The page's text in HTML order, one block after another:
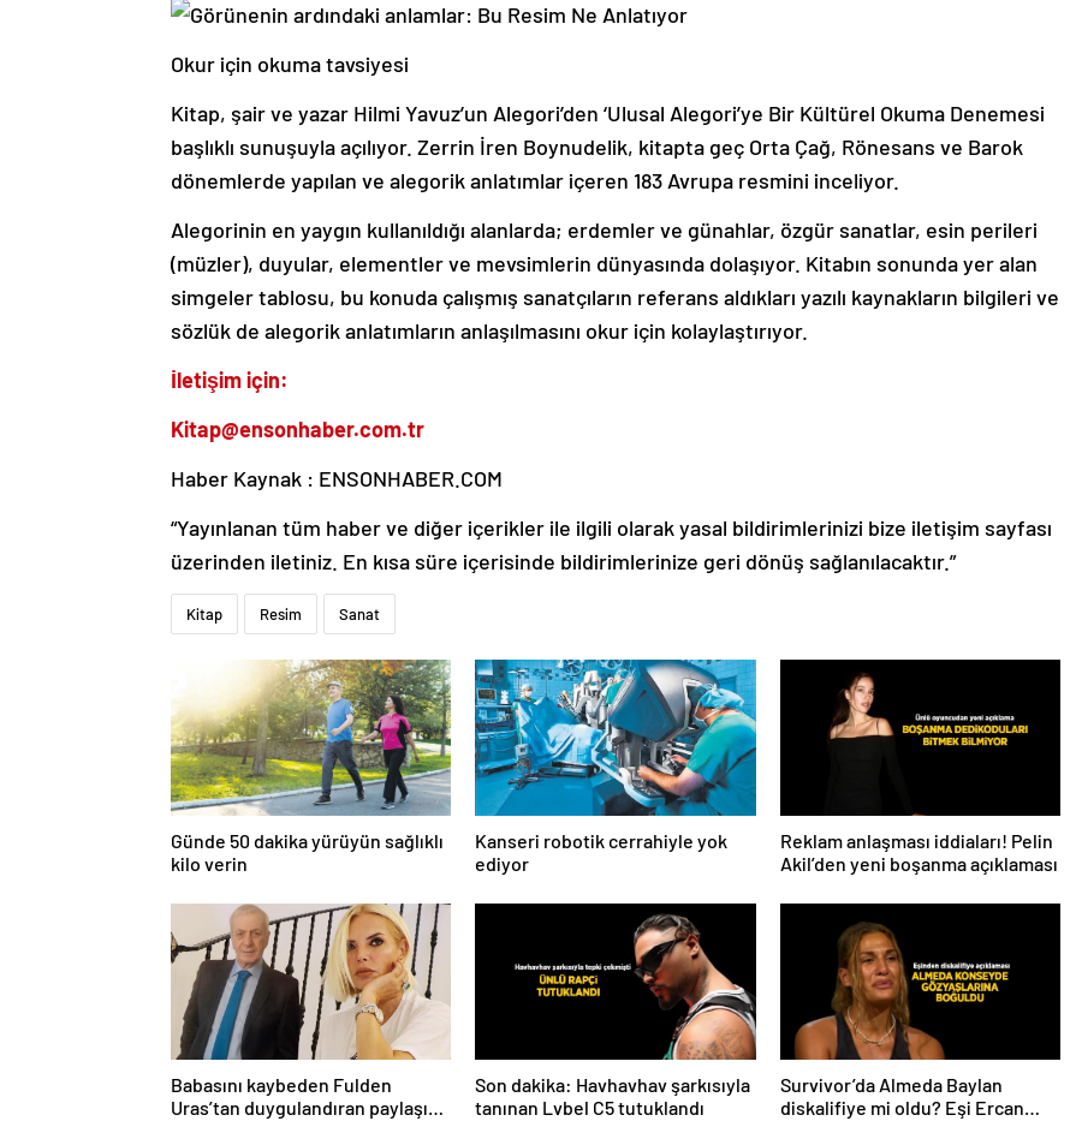
Okur için okuma tavsiyesi
Kitap, şair ve yazar Hilmi Yavuz’un Alegori’den ‘Ulusal Alegori’ye Bir Kültürel Okuma Denemesi
başlıklı sunuşuyla açılıyor. Zerrin İren Boynudelik, kitapta geç Orta Çağ, Rönesans ve Barok
dönemlerde yapılan ve alegorik anlatımlar içeren 183 Avrupa resmini inceliyor.
Alegorinin en yaygın kullanıldığı alanlarda; erdemler ve günahlar, özgür sanatlar, esin perileri
(müzler), duyular, elementler ve mevsimlerin dünyasında dolaşıyor. Kitabın sonunda yer alan
simgeler tablosu, bu konuda çalışmış sanatçıların referans aldıkları yazılı kaynakların bilgileri ve
sözlük de alegorik anlatımların anlaşılmasını okur için kolaylaştırıyor.
İletişim için:
Kitap@ensonhaber.com.tr
Haber Kaynak : ENSONHABER.COM
“Yayınlanan tüm haber ve diğer içerikler ile ilgili olarak yasal bildirimlerinizi bize iletişim sayfası
üzerinden iletiniz. En kısa süre içerisinde bildirimlerinize geri dönüş sağlanılacaktır.”
Kitap Resim Sanat
Günde 50 dakika yürüyün sağlıklı
kilo verin
Kanseri robotik cerrahiyle yok
ediyor
Reklam anlaşması iddiaları! Pelin
Akil’den yeni boşanma açıklaması
Babasını kaybeden Fulden
Uras’tan duygulandıran paylaşım!
Son dakika: Havhavhav şarkısıyla
tanınan Lvbel C5 tutuklandı
Survivor’da Almeda Baylan
diskalifiye mi oldu? Eşi Ercan